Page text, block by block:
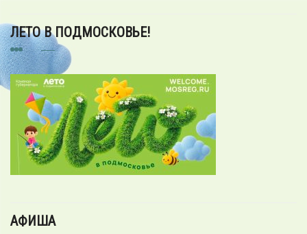
ЛЕТО В ПОДМОСКОВЬЕ!
АФИША